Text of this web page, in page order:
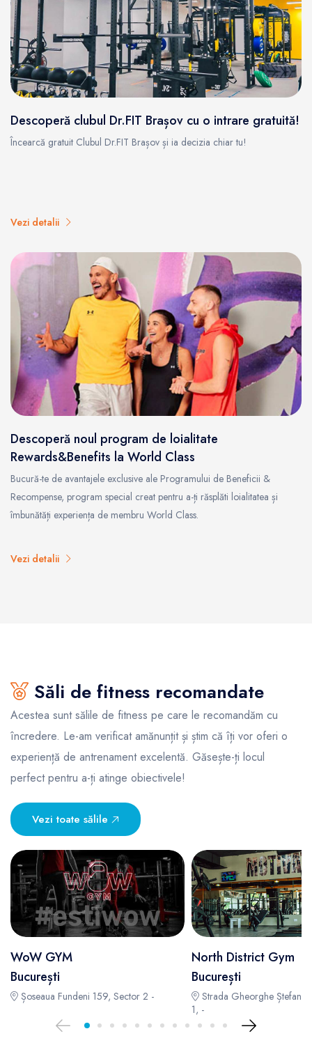
Descoperă clubul Dr.FIT Brașov cu o intrare gratuită!
Încearcă gratuit Clubul Dr.FIT Brașov și ia decizia chiar tu!
Vezi detalii
Descoperă noul program de loialitate
Rewards&Benefits la World Class
Bucură-te de avantajele exclusive ale Programului de Beneficii &
Recompense, program special creat pentru a-ți răsplăti loialitatea și
îmbunătăți experiența de membru World Class.
Vezi detalii
Săli de fitness recomandate
Acestea sunt sălile de fitness pe care le recomandăm cu
încredere. Le-am verificat amănunțit și știm că îți vor oferi o
experiență de antrenament excelentă. Găsește-ți locul
perfect pentru a-ți atinge obiectivele!
Vezi toate sălile
WoW GYM
București
Șoseaua Fundeni 159, Sector 2 -
North District Gym
București
Strada Gheorghe Ștefan,
1, -